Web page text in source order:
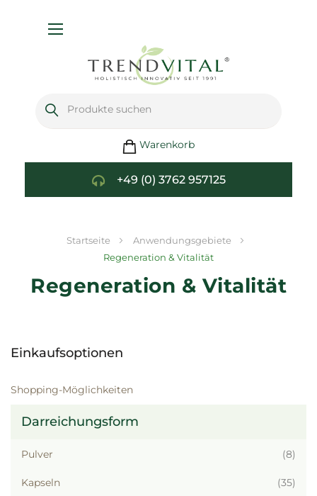
Warenkorb
+49 (0) 3762 957125
Startseite
Anwendungsgebiete
Regeneration & Vitalität
Regeneration & Vitalität
Einkaufsoptionen
Shopping-Möglichkeiten
Darreichungsform
Pulver 8
Kapseln 35